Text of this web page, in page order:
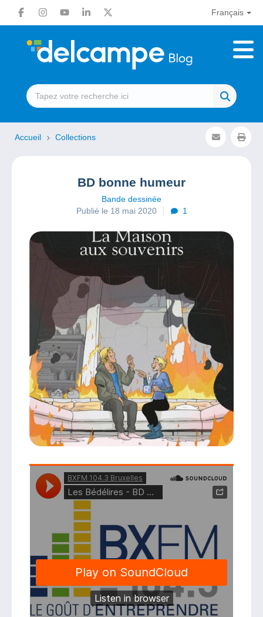
Français
Accueil Collections
BD bonne humeur
Bande dessinée
Publié le 18 mai 2020
1